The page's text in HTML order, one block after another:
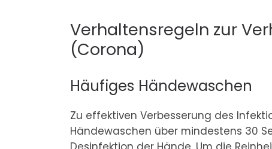
Verhaltensregeln zur
(Corona)
Häufiges Händewaschen
Zu effektiven Verbesserung des
Händewaschen über mindestens 30